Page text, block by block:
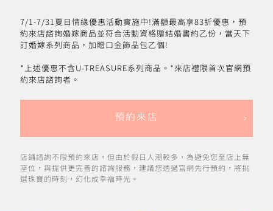
7/1-7/31夏日情緣優惠活動實施中!滿額最高享83折優惠，預
約來店諮詢婚嫁商品並符合活動資格贈結婚書約乙份，當天下
訂婚嫁系列商品，加贈口金飾品包乙個!
*上述優惠不含U-TREASURE系列商品。*來店禮限首次官網預
約來店諮詢者。
預約來店
店鋪諮詢不限預約來店，但由於假日人潮較多，為避免您至店上無
座位，與提供更完善的諮詢服務，建議您透過官網先行預約，將挑
選珠寶的時刻，幻化成幸福時光。